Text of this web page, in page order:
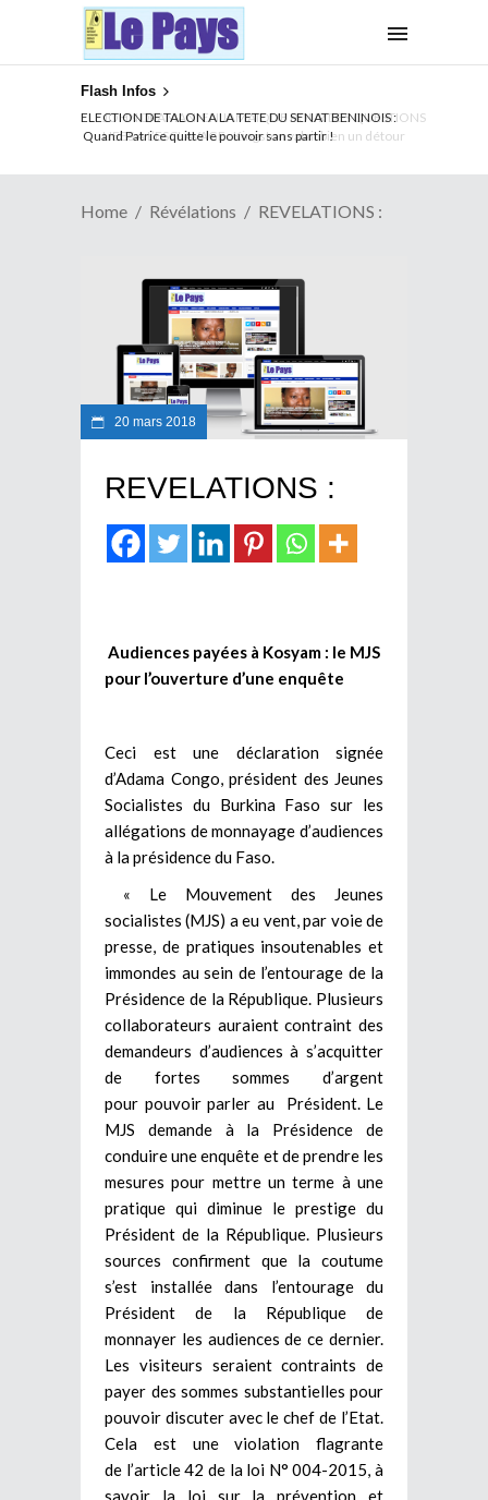
Flash Infos
ELECTION DE TALON A LA TETE DU SENAT BENINOIS :
Quand Patrice quitte le pouvoir sans partir !
Home Révélations REVELATIONS :
20 mars 2018
REVELATIONS :
Audiences payées à Kosyam : le MJS
pour l’ouverture d’une enquête
Ceci est une déclaration signée
d’Adama Congo, président des Jeunes
Socialistes du Burkina Faso sur les
allégations de monnayage d’audiences
à la présidence du Faso.
« Le Mouvement des Jeunes
socialistes (MJS) a eu vent, par voie de
presse, de pratiques insoutenables et
immondes au sein de l’entourage de la
Présidence de la République. Plusieurs
collaborateurs auraient contraint des
demandeurs d’audiences à s’acquitter
de fortes sommes d’argent
pour pouvoir parler au Président. Le
MJS demande à la Présidence de
conduire une enquête et de prendre les
mesures pour mettre un terme à une
pratique qui diminue le prestige du
Président de la République. Plusieurs
sources confirment que la coutume
s’est installée dans l’entourage du
Président de la République de
monnayer les audiences de ce dernier.
Les visiteurs seraient contraints de
payer des sommes substantielles pour
pouvoir discuter avec le chef de l’Etat.
Cela est une violation flagrante
de l’article 42 de la loi N° 004-2015, à
savoir la loi sur la prévention et